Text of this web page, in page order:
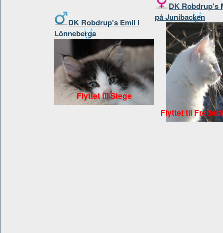
DK Robdrup's Emil i
Lönneberga
Flyttet til Stege
DK Robdrup's
på Junibacken
Flyttet til